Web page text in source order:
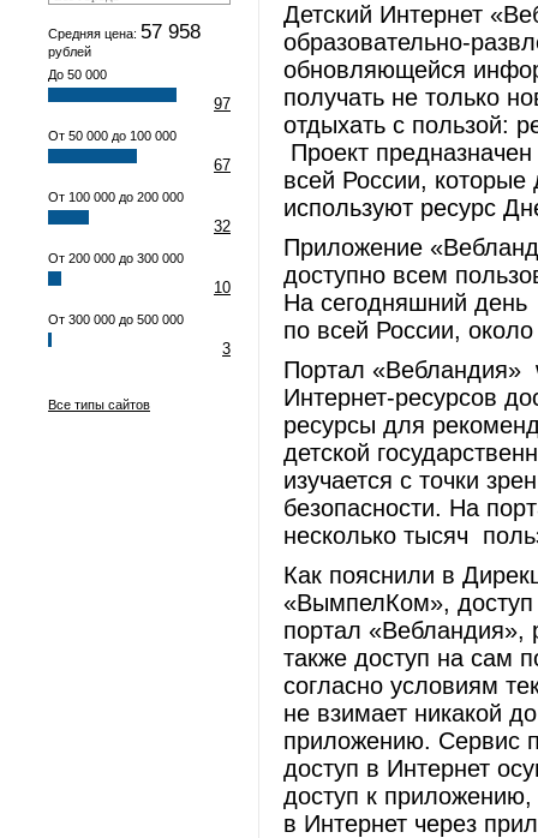
Средняя цена: 57 958
рублей
До 50 000
97
От 50 000 до 100 000
67
От 100 000 до 200 000
32
От 200 000 до 300 000
10
От 300 000 до 500 000
3
Все типы сайтов
Детский Интернет
образовательно-
обновляющейся
получать не только
отдыхать с пользой:
Проект
всей России,
используют ресурс
Приложение
доступно всем
На сегодняшний
по всей России,
Портал «Вебландия»
Интернет-ресурсов
ресурсы для
детской
изучается с точки
безопасности. На
несколько тысяч
Как пояснили в
«ВымпелКом», доступ
портал «Вебландия»,
также доступ на сам
согласно условиям
не взимает никакой
приложению. Сервис
доступ в Интернет
доступ к
в Интернет через